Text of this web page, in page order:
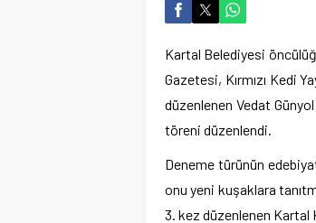
Kartal Belediyesi
Gazetesi, Kırmızı Kedi
düzenlenen Vedat
töreni düzenlendi.
Deneme türünün
onu yeni kuşaklara
3. kez düzenlenen Kartal